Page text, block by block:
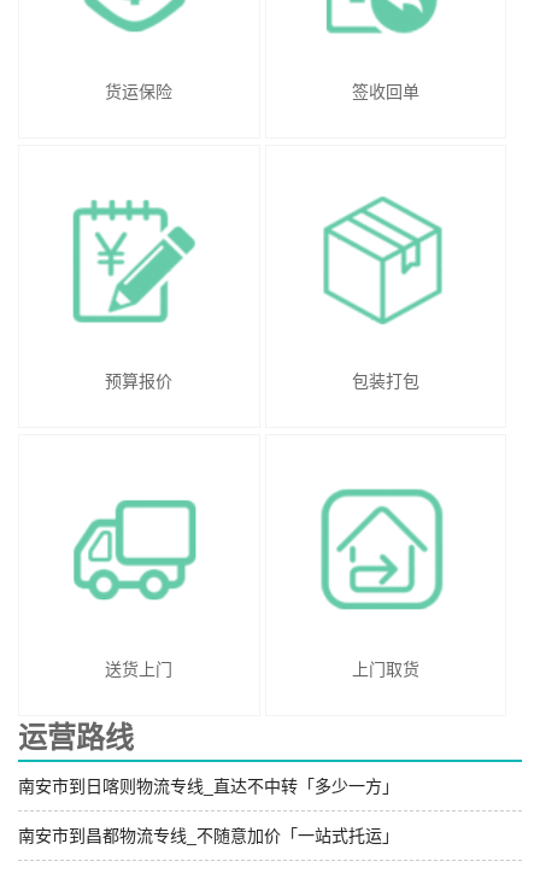
货运保险 签收回单
预算报价 包装打包
送货上门 上门取货
运营路线
南安市到日喀则物流专线_直达不中转「多少一方」
南安市到昌都物流专线_不随意加价「一站式托运」